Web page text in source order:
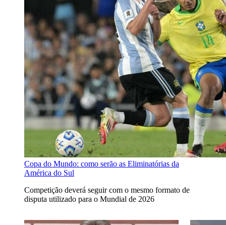
Copa do Mundo: como serão as Eliminatórias da
América do Sul
Competição deverá seguir com o mesmo formato de
disputa utilizado para o Mundial de 2026